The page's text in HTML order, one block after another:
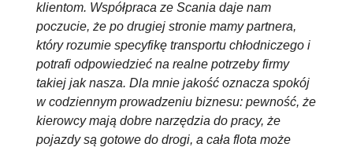
klientom. Współpraca ze Scania daje nam
poczucie, że po drugiej stronie mamy partnera,
który rozumie specyfikę transportu chłodniczego i
potrafi odpowiedzieć na realne potrzeby firmy
takiej jak nasza. Dla mnie jakość oznacza spokój
w codziennym prowadzeniu biznesu: pewność, że
kierowcy mają dobre narzędzia do pracy, że
pojazdy są gotowe do drogi, a cała flota może